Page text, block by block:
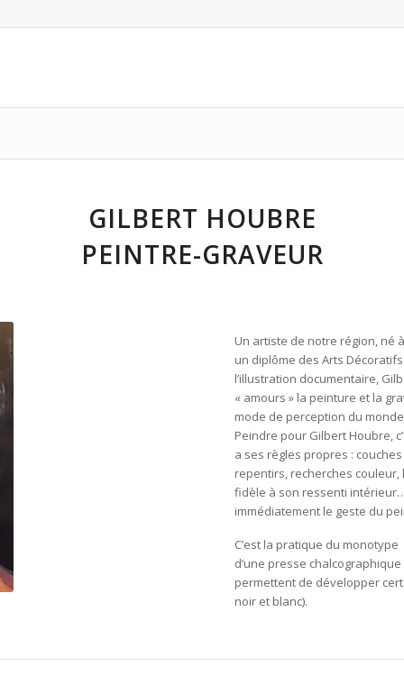
GILBERT HOUBRE
PEINTRE-GRAVEUR
Un artiste de notre région, né
un diplôme des Arts
l’illustration documentaire,
« amours » la peinture et la
mode de perception du
Peindre pour Gilbert Houbre,
a ses règles propres :
repentirs, recherches couleur,
fidèle à son ressenti
immédiatement le geste du
C’est la pratique du
d’une presse
permettent de développer
noir et blanc).